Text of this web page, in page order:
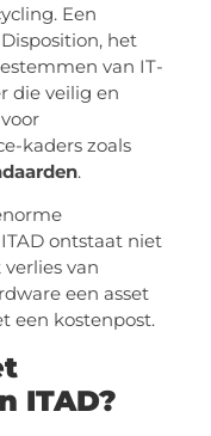
Een
het
van IT-
die veilig en
kaders zoals
.
ontstaat niet
van
een asset
een kostenpost.
ITAD?